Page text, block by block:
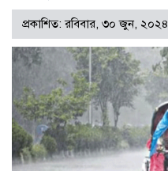
প্রকাশিত: রবিবার, ৩০ জুন, ২০২৪